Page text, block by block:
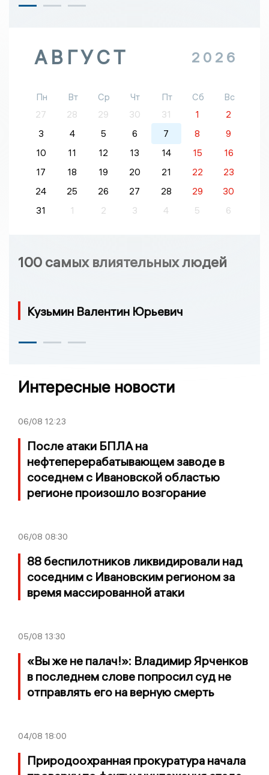
АВГУСТ 2026
Пн Вт Ср Чт Пт Сб
Вс
27
28 29 30 31 1
2
3
4 5 6 7 8
9
10
11 12 13 14 15
16
17
18 19 20 21 22
23
24
25 26 27 28 29
30
31
1 2 3 4 5 6
100 самых влиятельных людей
Кузьмин Валентин Юрьевич
Интересные новости
06/08 12:23
После атаки БПЛА на
нефтеперерабатывающем заводе в
соседнем с Ивановской областью
регионе произошло возгорание
06/08 08:30
88 беспилотников ликвидировали над
соседним с Ивановским регионом за
время массированной атаки
05/08 13:30
«Вы же не палач!»: Владимир Ярченков
в последнем слове попросил суд не
отправлять его на верную смерть
04/08 18:00
Природоохранная прокуратура начала